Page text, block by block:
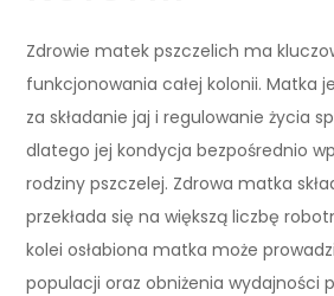
Zdrowie matek pszczelich ma
funkcjonowania całej kolonii. Matka
za składanie jaj i regulowanie życia
dlatego jej kondycja bezpośrednio
rodziny pszczelej. Zdrowa matka
przekłada się na większą liczbę
kolei osłabiona matka może
populacji oraz obniżenia wydajności